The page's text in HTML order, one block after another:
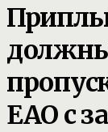
ЕАО с